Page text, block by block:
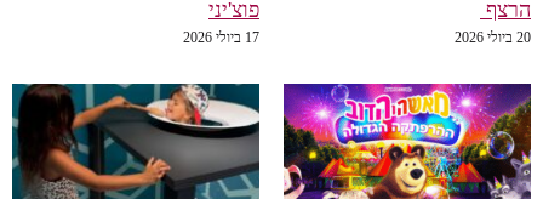
הרצף
20 ביולי 2026
פוצ'יני
17 ביולי 2026